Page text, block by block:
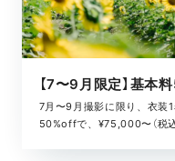
7月〜9月撮影に限り、衣装
50%offで、¥75,000〜（税